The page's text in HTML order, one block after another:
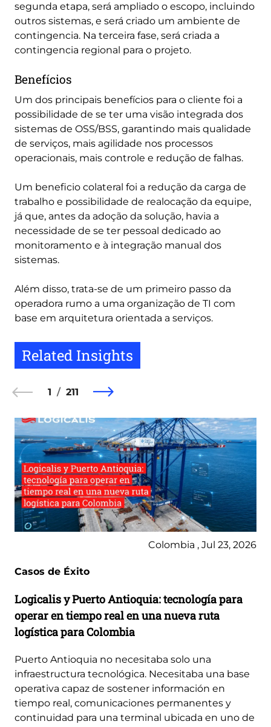
segunda etapa, será ampliado o escopo, incluindo
outros sistemas, e será criado um ambiente de
contingencia. Na terceira fase, será criada a
contingencia regional para o projeto.
Benefícios
Um dos principais benefícios para o cliente foi a
possibilidade de se ter uma visão integrada dos
sistemas de OSS/BSS, garantindo mais qualidade
de serviços, mais agilidade nos processos
operacionais, mais controle e redução de falhas.
Um beneficio colateral foi a redução da carga de
trabalho e possibilidade de realocação da equipe,
já que, antes da adoção da solução, havia a
necessidade de se ter pessoal dedicado ao
monitoramento e à integração manual dos
sistemas.
Além disso, trata-se de um primeiro passo da
operadora rumo a uma organização de TI com
base em arquitetura orientada a serviços.
Related Insights
1 211
Colombia , Jul 23, 2026
Casos de Éxito
Logicalis y Puerto Antioquia: tecnología para
operar en tiempo real en una nueva ruta
logística para Colombia
Puerto Antioquia no necesitaba solo una
infraestructura tecnológica. Necesitaba una base
operativa capaz de sostener información en
tiempo real, comunicaciones permanentes y
continuidad para una terminal ubicada en uno de